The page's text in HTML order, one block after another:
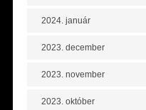
2024. január
2023. december
2023. november
2023. október